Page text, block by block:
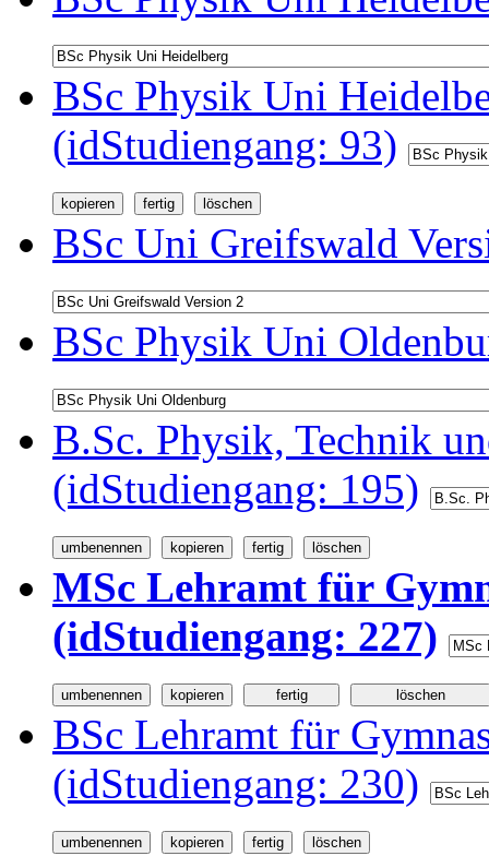
BSc Physik Uni
(idStudiengang: 93)
BSc Uni Greifswald
BSc Physik Uni
B.Sc. Physik, Technik
(idStudiengang: 195)
MSc Lehramt für
(idStudiengang: 227)
BSc Lehramt für
(idStudiengang: 230)